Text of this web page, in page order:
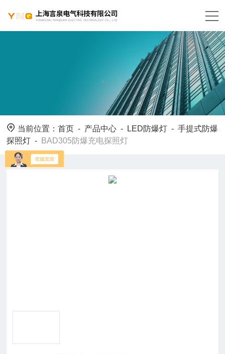
当前位置：首页 - 产品中心 - LED防爆灯 -手提式防爆
探照灯 - BAD305防爆充电探照灯